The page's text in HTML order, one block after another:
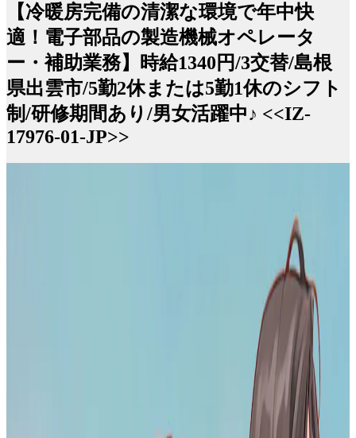
【冷暖房完備の清潔な環境で年中快
適！電子部品の製造機械オペレータ
ー・補助業務】時給1340円/3交替/島根
県出雲市/5勤2休または5勤1休のシフト
制/研修期間あり/男女活躍中♪ <<IZ-
17976-01-JP>>